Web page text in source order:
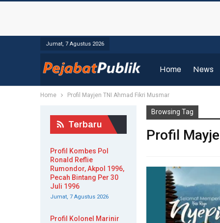
Jumat, 7 Agustus 2026
Home News
Home Profil Mayjen TNI Ahmad Fikri Musmar
Browsing Tag
Profil
Terbaru
Profil Kombes Pol
Ronald Reflie
Rumondor, Akpol 1996,
Pecah Bintang Per 30
Juli 1996
Jumat, 7 Agustus 2026
Profil Kolonel Marinir